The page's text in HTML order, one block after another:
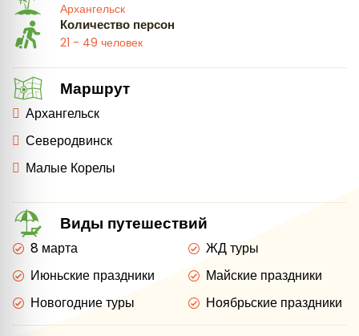
Архангельск
Количество персон
21 - 49 человек
Маршрут
Архангельск
Северодвинск
Малые Корелы
Виды путешествий
8 марта
ЖД туры
Июньские праздники
Майские праздники
Новогодние туры
Ноябрьские праздники